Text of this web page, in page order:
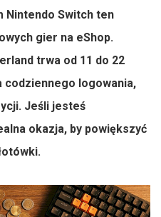
Nintendo Switch ten
gier na eShop.
trwa od 11 do 22
codziennego logowania,
Jeśli jesteś
okazja, by powiększyć